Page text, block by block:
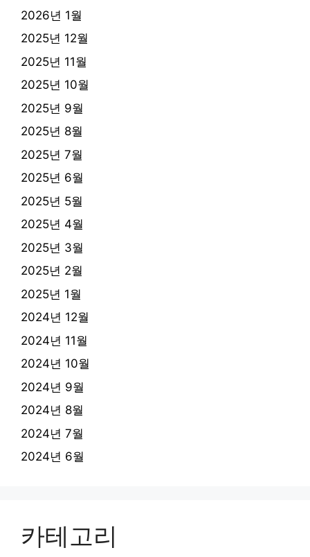
2026년 1월
2025년 12월
2025년 11월
2025년 10월
2025년 9월
2025년 8월
2025년 7월
2025년 6월
2025년 5월
2025년 4월
2025년 3월
2025년 2월
2025년 1월
2024년 12월
2024년 11월
2024년 10월
2024년 9월
2024년 8월
2024년 7월
2024년 6월
카테고리